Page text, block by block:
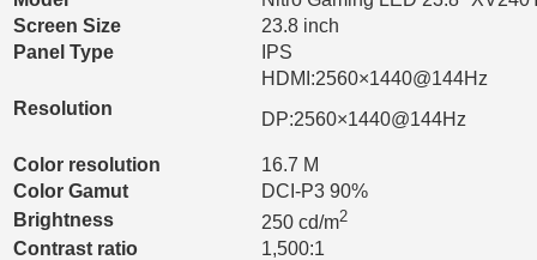
Screen Size
23.8 inch
Panel Type
IPS
Resolution
HDMI:2560×1440@144Hz
DP:2560×1440@144Hz
Color resolution
16.7 M
Color Gamut
DCI-P3 90%
Brightness
250 cd/m2
Contrast ratio
1,500:1